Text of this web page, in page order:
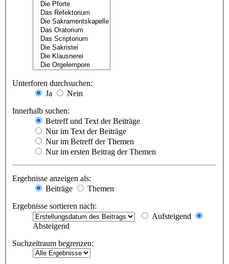
Unterforen durchsuchen:
Ja
Nein
Innerhalb suchen:
Betreff und Text der Beiträge
Nur im Text der Beiträge
Nur im Betreff der Themen
Nur im ersten Beitrag der Themen
Ergebnisse anzeigen als:
Beiträge
Themen
Ergebnisse sortieren nach:
Aufsteigend
Absteigend
Suchzeitraum begrenzen: